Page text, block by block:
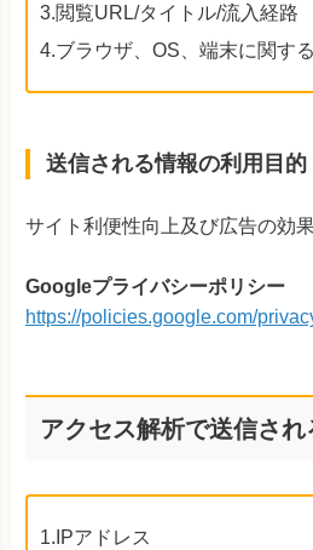
3.閲覧URL/タイトル/流入経路
4.ブラウザ、OS、端末に関す
送信される情報の利用目的
サイト利便性向上及び広告の効
Googleプライバシーポリシー
https://policies.google.com/
アクセス解析で送信さ
1.IPアドレス